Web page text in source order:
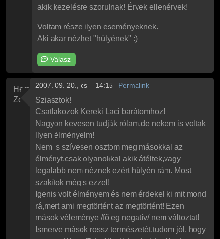
akik kezelésre szorulnak! Érvek ellenérvek!
Voltam része ilyen eseményeknek.
Aki akar nézhet "hülyének" :)
Válasz
Hegyesi
Zoli
2007. 09. 20., cs – 14:15 Permalink
Sziasztok!
Csatlakozok Kereki Laci barátomhoz!
Nagyon kevesen tudják rólam,de nekem is voltak
ilyen élményeim!
Nem is szívesen osztom meg másokkal az
élményt,csak olyanokkal akik átéltek,vagy
legalább nem néznek ezért hülyén rám. Most
szakítok mégis ezzel!
Igenis volt élményem,és nem érdekel ki mit mond
rá,mert ami megtörtént az megtörtént! Ezen
mások véleménye /főleg negatív/ nem változtat!
Ismerve mások rossz természetét,tudom jól, hogy